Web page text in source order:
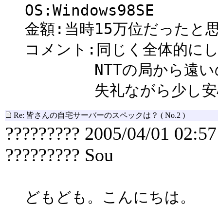
OS:Windows98SE
金額:当時15万位だったと
コメント:同じく全体的に
NTTの局から遠いの
失礼ながら少し安心
Re: 皆さんの自宅サーバーのスペックは？ ( No.2 )
????????? 2005/04/01 02:57
????????? Sou
どもども。こんにちは。